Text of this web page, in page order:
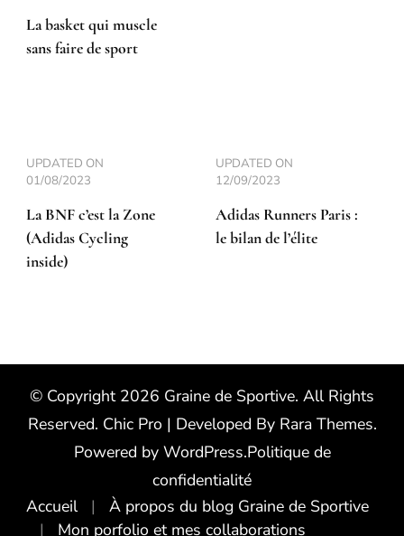
La basket qui muscle
sans faire de sport
UPDATED ON
01/08/2023
La BNF c’est la Zone
(Adidas Cycling
inside)
UPDATED ON
12/09/2023
Adidas Runners Paris :
le bilan de l’élite
© Copyright 2026 Graine de Sportive. All Rights
Reserved. Chic Pro | Developed By Rara Themes.
Powered by WordPress.Politique de
confidentialité
Accueil
À propos du blog Graine de Sportive
Mon porfolio et mes collaborations